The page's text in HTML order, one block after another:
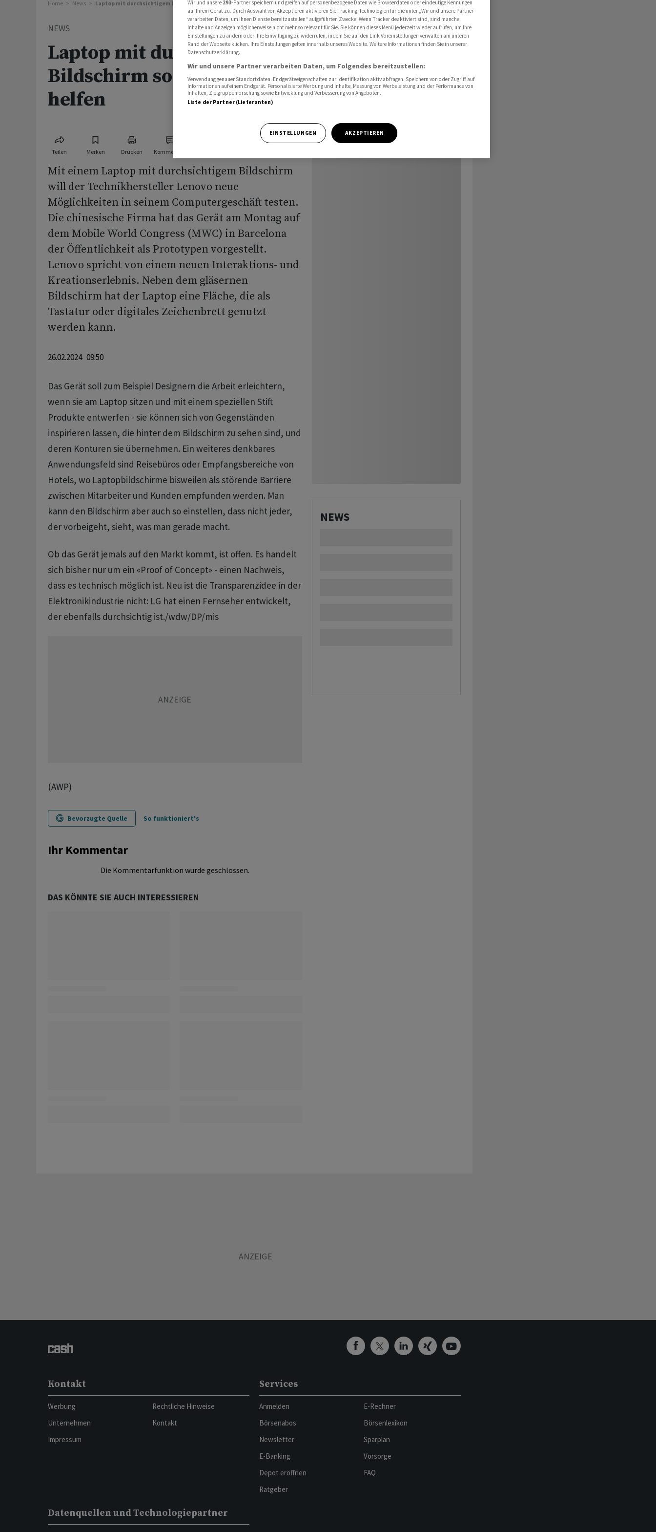
Home News Laptop mit durchsichtigem Bildschirm soll Kreativen helfen
NEWS
Laptop mit durchsichtigem
Bildschirm soll Kreativen
helfen
Teilen Merken Drucken Kommentare
Mit einem Laptop mit durchsichtigem Bildschirm
will der Technikhersteller Lenovo neue
Möglichkeiten in seinem Computergeschäft testen.
Die chinesische Firma hat das Gerät am Montag auf
dem Mobile World Congress (MWC) in Barcelona
der Öffentlichkeit als Prototypen vorgestellt.
Lenovo spricht von einem neuen Interaktions- und
Kreationserlebnis. Neben dem gläsernen
Bildschirm hat der Laptop eine Fläche, die als
Tastatur oder digitales Zeichenbrett genutzt
werden kann.
26.02.2024 09:50
Das Gerät soll zum Beispiel Designern die Arbeit erleichtern,
wenn sie am Laptop sitzen und mit einem speziellen Stift
Produkte entwerfen - sie können sich von Gegenständen
inspirieren lassen, die hinter dem Bildschirm zu sehen sind, und
deren Konturen sie übernehmen. Ein weiteres denkbares
Anwendungsfeld sind Reisebüros oder Empfangsbereiche von
Hotels, wo Laptopbildschirme bisweilen als störende Barriere
zwischen Mitarbeiter und Kunden empfunden werden. Man
kann den Bildschirm aber auch so einstellen, dass nicht jeder,
der vorbeigeht, sieht, was man gerade macht.
Ob das Gerät jemals auf den Markt kommt, ist offen. Es handelt
sich bisher nur um ein «Proof of Concept» - einen Nachweis,
dass es technisch möglich ist. Neu ist die Transparenzidee in der
Elektronikindustrie nicht: LG hat einen Fernseher entwickelt,
der ebenfalls durchsichtig ist./wdw/DP/mis
(AWP)
Bevorzugte Quelle So funktioniert's
Ihr Kommentar
Die Kommentarfunktion wurde geschlossen.
DAS KÖNNTE SIE AUCH INTERESSIEREN
NEWS
Kontakt
Werbung
Unternehmen
Impressum
Rechtliche Hinweise
Kontakt
Services
Anmelden
Börsenabos
Newsletter
E-Banking
Depot eröffnen
Ratgeber
E-Rechner
Börsenlexikon
Sparplan
Vorsorge
FAQ
Datenquellen und Technologiepartner
Wir und unsere 293-Partner speichern und greifen auf personenbezogene Daten wie Browserdaten oder eindeutige Kennungen
auf Ihrem Gerät zu. Durch Auswahl von Akzeptieren aktivieren Sie Tracking-Technologien für die unter „Wir und unsere Partner
verarbeiten Daten, um Ihnen Dienste bereitzustellen“ aufgeführten Zwecke. Wenn Tracker deaktiviert sind, sind manche
Inhalte und Anzeigen möglicherweise nicht mehr so relevant für Sie. Sie können dieses Menü jederzeit wieder aufrufen, um Ihre
Einstellungen zu ändern oder Ihre Einwilligung zu widerrufen, indem Sie auf den Link Voreinstellungen verwalten am unteren
Rand der Webseite klicken. Ihre Einstellungen gelten innerhalb unseres Website. Weitere Informationen finden Sie in unserer
Datenschutzerklärung.
Wir und unsere Partner verarbeiten Daten, um Folgendes bereitzustellen:
Verwendung genauer Standortdaten. Endgeräteeigenschaften zur Identifikation aktiv abfragen. Speichern von oder Zugriff auf
Informationen auf einem Endgerät. Personalisierte Werbung und Inhalte, Messung von Werbeleistung und der Performance von
Inhalten, Zielgruppenforschung sowie Entwicklung und Verbesserung von Angeboten.
Liste der Partner (Lieferanten)
EINSTELLUNGEN AKZEPTIEREN